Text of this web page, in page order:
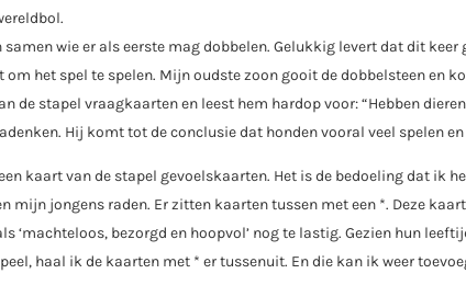
samen wie er als eerste mag dobbelen. Gelukkig levert dat dit
om het spel te spelen. Mijn oudste zoon gooit de dobbelsteen en
de stapel vraagkaarten en leest hem hardop voor: “Hebben
Hij komt tot de conclusie dat honden vooral veel spelen
kaart van de stapel gevoelskaarten. Het is de bedoeling dat ik
mijn jongens raden. Er zitten kaarten tussen met een *. Deze
‘machteloos, bezorgd en hoopvol’ nog te lastig. Gezien hun
haal ik de kaarten met * er tussenuit. En die kan ik weer